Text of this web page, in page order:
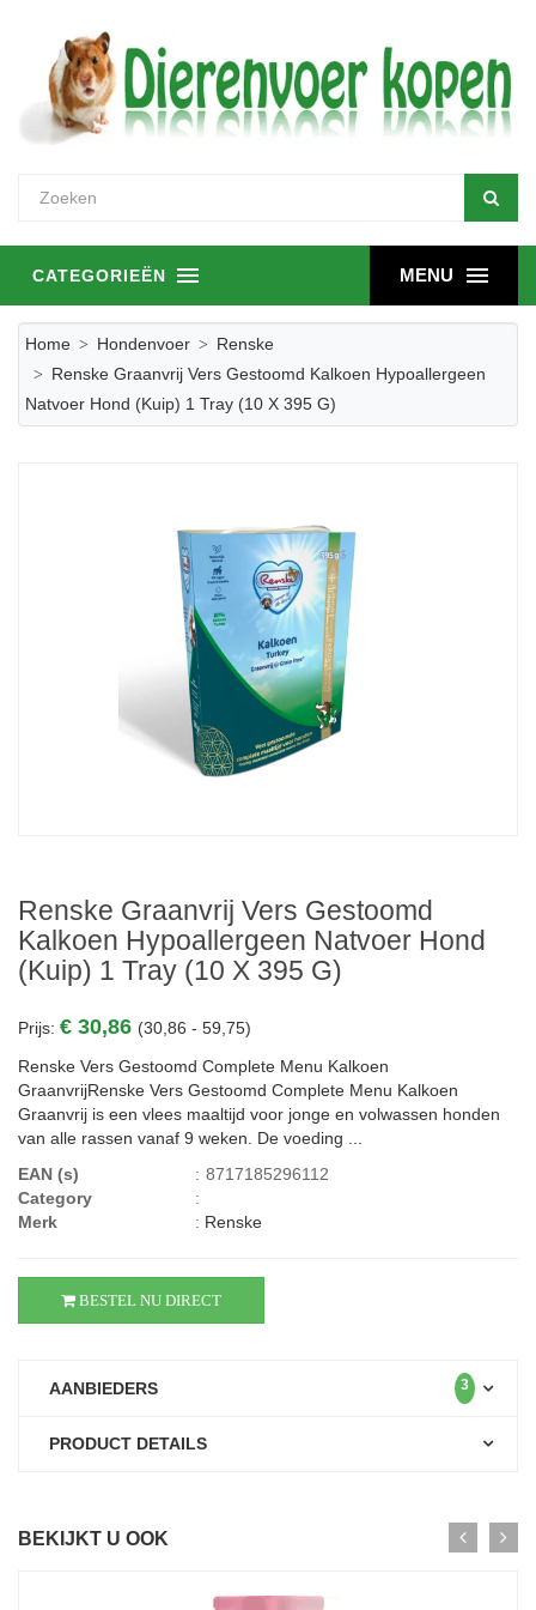
MENU
CATEGORIEËN
Home Hondenvoer
Renske
Renske Graanvrij Vers Gestoomd Kalkoen Hypoallergeen
Natvoer Hond (kuip) 1 Tray (10 X 395 G)
Renske Graanvrij Vers Gestoomd
Kalkoen Hypoallergeen Natvoer Hond
(kuip) 1 Tray (10 X 395 G)
Prijs: € 30,86 (30,86 - 59,75)
Renske Vers Gestoomd Complete Menu Kalkoen
GraanvrijRenske Vers Gestoomd Complete Menu Kalkoen
Graanvrij is een vlees maaltijd voor jonge en volwassen honden
van alle rassen vanaf 9 weken. De voeding ...
EAN (s)
: 8717185296112
Category
:
Merk
: Renske
BESTEL NU DIRECT
AANBIEDERS 3
PRODUCT DETAILS
BEKIJKT U OOK